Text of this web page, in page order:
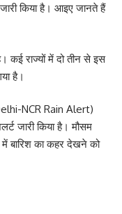
किया है। आइए जानते हैं
कई राज्यों में दो तीन से इस
है।
NCR Rain Alert)
जारी किया है। मौसम
में बारिश का कहर देखने को